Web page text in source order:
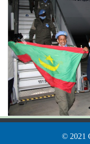
Previous
© 2021